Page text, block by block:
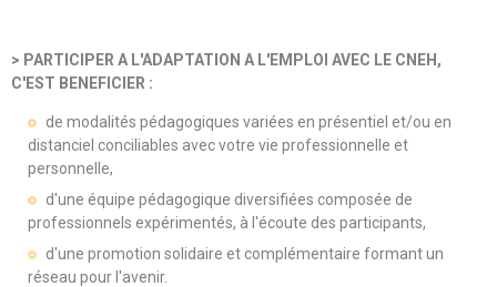
> PARTICIPER A L'ADAPTATION A L'EMPLOI AVEC LE CNEH,
C'EST BENEFICIER :
de modalités pédagogiques variées en présentiel et/ou en
distanciel conciliables avec votre vie professionnelle et
personnelle,
d'une équipe pédagogique diversifiées composée de
professionnels expérimentés, à l'écoute des participants,
d'une promotion solidaire et complémentaire formant un
réseau pour l'avenir.